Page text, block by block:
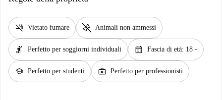
smoke_free Vietato fumare pet_supplies Animali non ammessi
hail Perfetto per soggiorni individuali calendar_month Fascia di età: 18 -
school Perfetto per studenti business_center Perfetto per professionisti